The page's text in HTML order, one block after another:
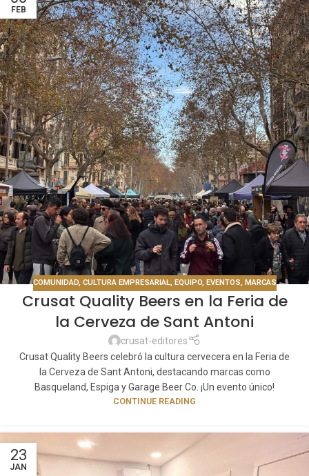
FEB
COMUNIDAD, CULTURA EMPRESARIAL, EQUIPO, EVENTOS, MARCAS
Crusat Quality Beers en la Feria de
la Cerveza de Sant Antoni
crusat-editores
Crusat Quality Beers celebró la cultura cervecera en la Feria de
la Cerveza de Sant Antoni, destacando marcas como
Basqueland, Espiga y Garage Beer Co. ¡Un evento único!
CONTINUE READING
23
JAN